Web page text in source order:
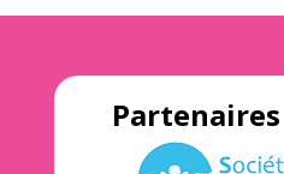
Partenaires